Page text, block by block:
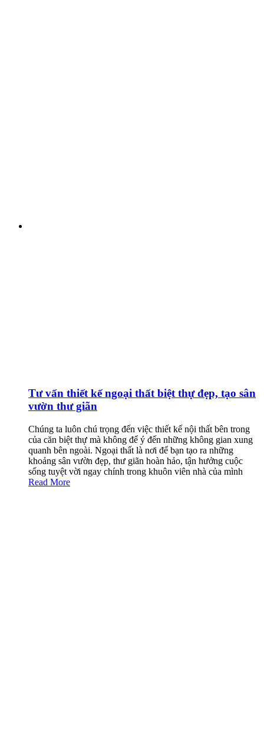
Tư vấn thiết kế ngoại thất biệt thự đẹp, tạo sân
vườn thư giãn
Chúng ta luôn chú trọng đến việc thiết kế nội thất bên trong
của căn biệt thự mà không để ý đến những không gian xung
quanh bên ngoài. Ngoại thất là nơi để bạn tạo ra những
khoảng sân vườn đẹp, thư giãn hoàn hảo, tận hưởng cuộc
sống tuyệt vời ngay chính trong khuôn viên nhà của mình
Read More